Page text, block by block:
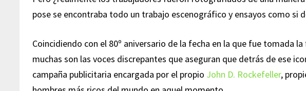
pose se encontraba todo un trabajo escenográfico y ensayos como si
Coincidiendo con el 80º aniversario de la fecha en la que fue tomada
muchas son las voces discrepantes que aseguran que detrás de ese
campaña publicitaria encargada por el propio John D. Rockefeller,